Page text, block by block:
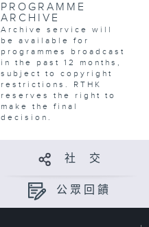
PROGRAMME
ARCHIVE
Archive service will
be available for
programmes broadcast
in the past 12 months,
subject to copyright
restrictions. RTHK
reserves the right to
make the final
decision.
社 交
公眾回饋